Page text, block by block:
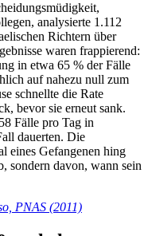
analysierte 1.112
Richtern über
waren frappierend:
in etwa 65 % der Fälle
auf nahezu null zum
schnellte die Rate
bevor sie erneut sank.
Fälle pro Tag in
dauerten. Die
eines Gefangenen hing
sondern davon, wann sein
PNAS (2011)